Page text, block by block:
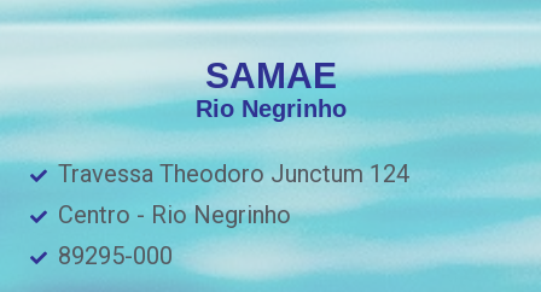
SAMAE
Rio Negrinho
Travessa Theodoro Junctum 124
Centro - Rio Negrinho
89295-000